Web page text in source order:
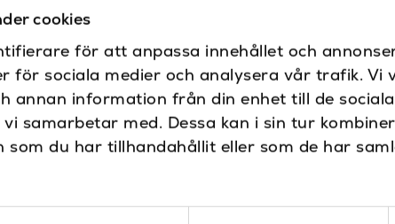
cookies
för att anpassa innehållet och
för sociala medier och analysera vår trafik. Vi
annan information från din enhet till de
samarbetar med. Dessa kan i sin tur
som du har tillhandahållit eller som de har
Sanova är distributör
Våra produkter är
design.
Specifikationer
Montering